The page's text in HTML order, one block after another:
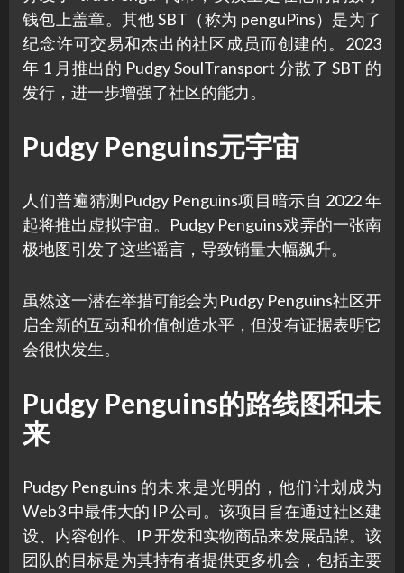
钱包上盖章。其他 SBT（称为 penguPins）是为了
纪念许可交易和杰出的社区成员而创建的。2023
年 1 月推出的 Pudgy SoulTransport 分散了 SBT 的
发行，进一步增强了社区的能力。
Pudgy Penguins元宇宙
人们普遍猜测Pudgy Penguins项目暗示自 2022 年
起将推出虚拟宇宙。Pudgy Penguins戏弄的一张南
极地图引发了这些谣言，导致销量大幅飙升。
虽然这一潜在举措可能会为Pudgy Penguins社区开
启全新的互动和价值创造水平，但没有证据表明它
会很快发生。
Pudgy Penguins的路线图和未
来
Pudgy Penguins 的未来是光明的，他们计划成为
Web3 中最伟大的 IP 公司。该项目旨在通过社区建
设、内容创作、IP 开发和实物商品来发展品牌。该
团队的目标是为其持有者提供更多机会，包括主要